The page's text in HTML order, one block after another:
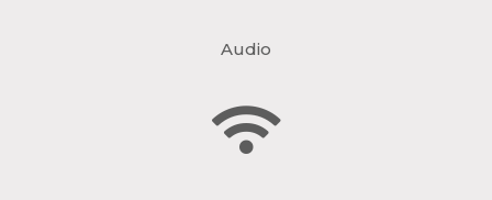
Audio